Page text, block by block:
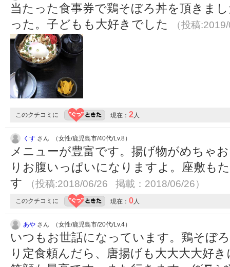
当たった食事券で鶏そぼろ丼を頂きま
った。子どもも大好きでした
（投稿
このクチコミに 現在： 2人
くす さん （女性/鹿児島市/40代/Lv.8）
メニューが豊富です。揚げ物がめちゃ
りお腹いっぱいになりますよ。座敷も
す
（投稿:2018/06/26 掲載：2018/06/26）
このクチコミに 現在： 0人
あや さん （女性/鹿児島市/20代/Lv.4）
いつもお世話になっています。鶏そぼ
り定食頼んだら、唐揚げも大大大大好